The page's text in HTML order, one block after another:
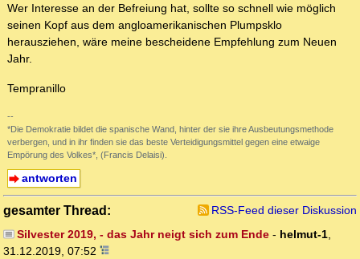
Wer Interesse an der Befreiung hat, sollte so schnell wie möglich
seinen Kopf aus dem angloamerikanischen Plumpsklo
herausziehen, wäre meine bescheidene Empfehlung zum Neuen
Jahr.
Tempranillo
--
*Die Demokratie bildet die spanische Wand, hinter der sie ihre Ausbeutungsmethode
verbergen, und in ihr finden sie das beste Verteidigungsmittel gegen eine etwaige
Empörung des Volkes*, (Francis Delaisi).
antworten
gesamter Thread:
RSS-Feed dieser Diskussion
Silvester 2019, - das Jahr neigt sich zum Ende- helmut-1,
31.12.2019, 07:52